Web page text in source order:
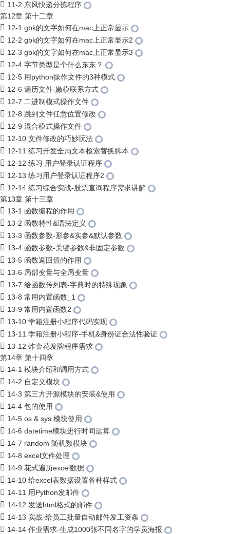
11-2 东风快递分拣程序
第12章 第十二章
12-1 gbk的文字如何在mac上正常显示
12-2 gbk的文字如何在mac上正常显示2
12-3 gbk的文字如何在mac上正常显示3
12-4 字节类型是个什么东东？
12-5 用python操作文件的3种模式
12-6 遍历文件-嫩模联系方式
12-7 二进制模式操作文件
12-8 跳到文件任意位置修改
12-9 混合模式操作文件
12-10 文件修改的巧妙玩法
12-11 练习开发全局文本检索替换脚本
12-12 练习 用户登录认证程序
12-13 练习用户登录认证程序2
12-14 练习综合实战-股票查询程序需求讲解
第13章 第十三章
13-1 函数编程的作用
13-2 函数特性&语法定义
13-3 函数参数-形参&实参&默认参数
13-4 函数参数-关键参数&非固定参数
13-5 函数返回值的作用
13-6 局部变量与全局变量
13-7 给函数传列表-字典时的特殊现象
13-8 常用内置函数_1
13-9 常用内置函数2
13-10 学籍注册小程序代码实现
13-11 学籍注册小程序-手机&身份证合法性验证
13-12 炸金花发牌程序需求
第14章 第十四章
14-1 模块介绍和调用方式
14-2 自定义模块
14-3 第三方开源模块的安装&使用
14-4 包的使用
14-5 os & sys 模块使用
14-6 datetime模块进行时间运算
14-7 random 随机数模块
14-8 excel文件处理
14-9 花式遍历excel数据
14-10 给excel表数据设置各种样式
14-11 用Python发邮件
14-12 发送html格式的邮件
14-13 实战-给员工批量自动邮件发工资条
14-14 作业需求-生成1000张不同名字的学员海报